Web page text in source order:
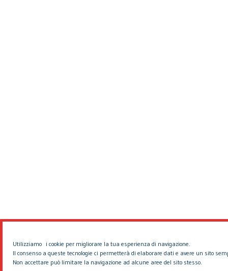
Utilizziamo i cookie per migliorare la tua esperienza di navigazione.
Il consenso a queste tecnologie ci permetterà di elaborare dati e avere un sito
Non accettare può limitare la navigazione ad alcune aree del sito stesso.